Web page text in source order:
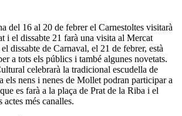
del 16 al 20 de febrer el Carnestoltes visitarà
i el dissabte 21 farà una visita al Mercat
dissabte de Carnaval, el 21 de febrer, està
a tots els públics i també algunes novetats.
celebrarà la tradicional escudella de
els nens i nenes de Mollet podran participar a
es farà a la plaça de Prat de la Riba i el
actes més canalles.